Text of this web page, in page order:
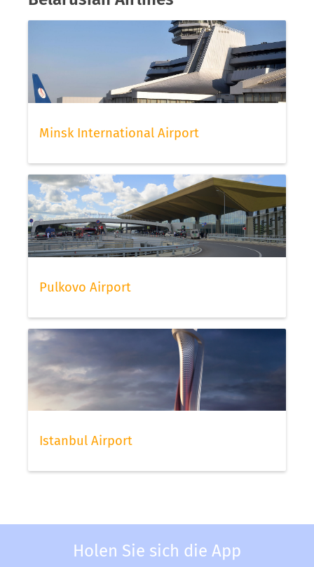
Minsk International Airport
Pulkovo Airport
Istanbul Airport
Holen Sie sich die App